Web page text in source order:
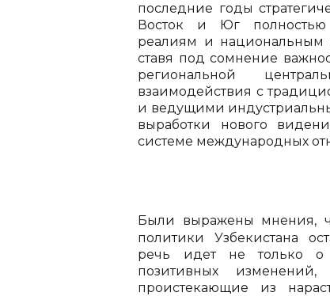
последние годы
Восток и Юг полностью
реалиям и национальным
ставя под сомнение
региональной
взаимодействия с
и ведущими
выработки нового
системе международных
Были выражены мнения,
политики Узбекистана
речь идет не только о
позитивных
проистекающие из